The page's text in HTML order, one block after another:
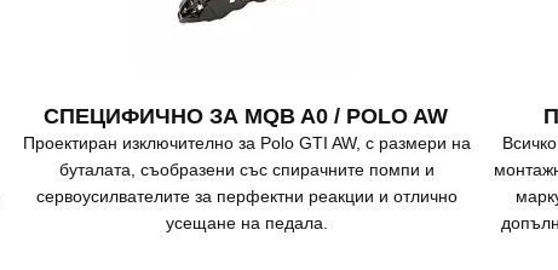
СПЕЦИФИЧНО ЗА MQB A0 / POLO AW
Проектиран изключително за Polo GTI AW, с размери на
буталата, съобразени със спирачните помпи и
сервоусилвателите за перфектни реакции и отлично
усещане на педала.